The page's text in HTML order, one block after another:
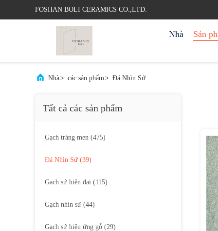
FOSHAN BOLI CERAMICS CO.,LTD.
Nhà Sản
Nhà> các sản phẩm> Đá Nhìn Sứ
Tất cả các sản phẩm
Gạch tráng men (475)
Đá Nhìn Sứ (39)
Gạch sứ hiện đại (115)
Gạch nhìn sứ (44)
Gạch sứ hiệu ứng gỗ (29)